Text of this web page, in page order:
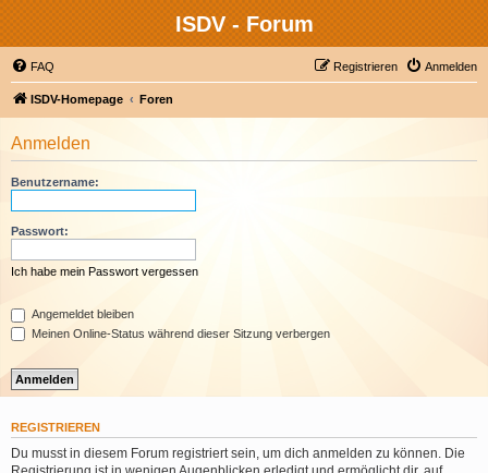
ISDV - Forum
FAQ Anmelden
Registrieren
ISDV-Homepage Foren
Anmelden
Benutzername:
Passwort:
Ich habe mein Passwort vergessen
Angemeldet bleiben
Meinen Online-Status während dieser Sitzung verbergen
REGISTRIEREN
Du musst in diesem Forum registriert sein, um dich anmelden zu können. Die